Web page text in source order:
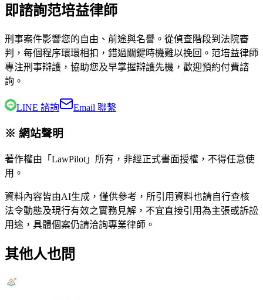
即諮詢范培益律師
刑事案件影響您的自由、前途與名譽。從偵查階段到法院審
判，每個程序環環相扣，錯過關鍵時機難以挽回。 范培益律師
專注刑事辯護，協助您及早掌握辯護先機，歡迎預約付費諮
詢。
LINE 諮詢 Email 聯繫
※ 網站聲明
著作權由「LawPilot」所有，非經正式書面授權，不得任意使
用。
資料內容皆由AI生成，僅供參考，所引用資料也請自行查核
法令動態及現行有效之實務見解，不宜直接引用為主張或訴訟
用途，具體個案仍請洽詢專業律師。
其他人也問